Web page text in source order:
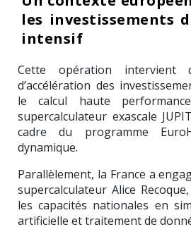
les investissements
intensif
Cette opération intervient
d’accélération des
le calcul haute
supercalculateur exascale
cadre du programme
dynamique.
Parallèlement, la France a
supercalculateur Alice
les capacités nationales en
artificielle et traitement de